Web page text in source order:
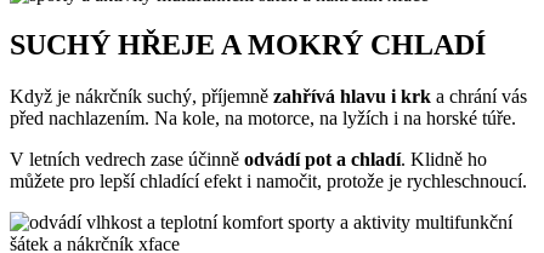
SUCHÝ HŘEJE A MOKRÝ CHLADÍ
Když je nákrčník suchý, příjemně zahřívá hlavu i krk a chrání vás
před nachlazením. Na kole, na motorce, na lyžích i na horské túře.
V letních vedrech zase účinně odvádí pot a chladí. Klidně ho
můžete pro lepší chladící efekt i namočit, protože je rychleschnoucí.